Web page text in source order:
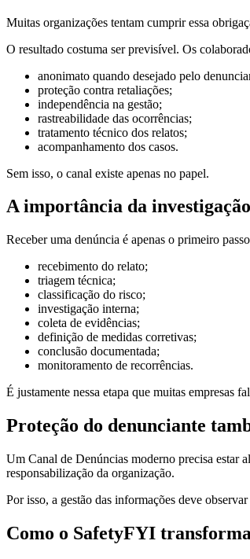
Muitas organizações tentam cumprir essa
O resultado costuma ser previsível. Os
anonimato quando desejado pelo
proteção contra retaliações;
independência na gestão;
rastreabilidade das ocorrências;
tratamento técnico dos relatos;
acompanhamento dos casos.
Sem isso, o canal existe apenas no papel.
A importância da
Receber uma denúncia é apenas o primeiro
recebimento do relato;
triagem técnica;
classificação do risco;
investigação interna;
coleta de evidências;
definição de medidas corretivas;
conclusão documentada;
monitoramento de recorrências.
É justamente nessa etapa que muitas empresas
Proteção do denunciante
Um Canal de Denúncias moderno precisa estar
responsabilização da organização.
Por isso, a gestão das informações deve
Como o SafetyFYI